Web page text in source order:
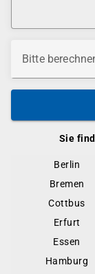
Sie
Berlin
Bremen
Cottbus
Erfurt
Essen
Hamburg
Bitte